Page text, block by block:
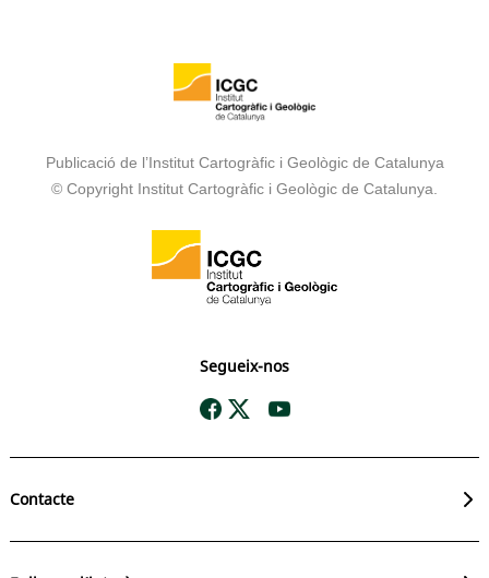
Publicació de l’Institut Cartogràfic i Geològic de Catalunya
© Copyright Institut Cartogràfic i Geològic de Catalunya.
Segueix-nos
Contacte